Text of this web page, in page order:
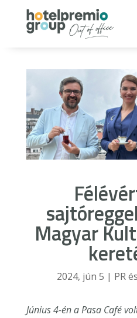
Magyar
2024, jún 5 | PR
Június 4-én a Pasa Café